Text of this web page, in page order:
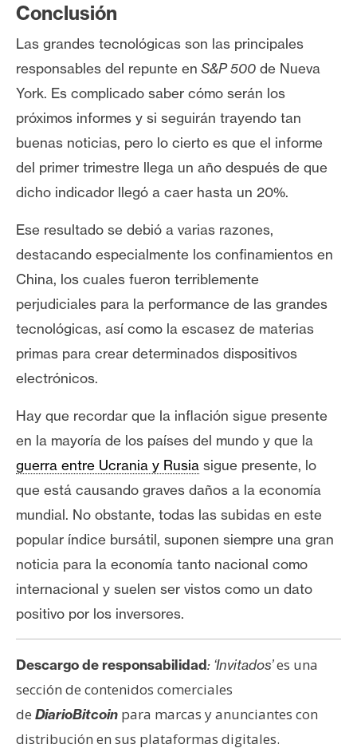
Conclusión
Las grandes tecnológicas son las principales
responsables del repunte en S&P 500 de Nueva
York. Es complicado saber cómo serán los
próximos informes y si seguirán trayendo tan
buenas noticias, pero lo cierto es que el informe
del primer trimestre llega un año después de que
dicho indicador llegó a caer hasta un 20%.
Ese resultado se debió a varias razones,
destacando especialmente los confinamientos en
China, los cuales fueron terriblemente
perjudiciales para la performance de las grandes
tecnológicas, así como la escasez de materias
primas para crear determinados dispositivos
electrónicos.
Hay que recordar que la inflación sigue presente
en la mayoría de los países del mundo y que la
guerra entre Ucrania y Rusia sigue presente, lo
que está causando graves daños a la economía
mundial. No obstante, todas las subidas en este
popular índice bursátil, suponen siempre una gran
noticia para la economía tanto nacional como
internacional y suelen ser vistos como un dato
positivo por los inversores.
Descargo de responsabilidad: ‘Invitados’es una
sección de contenidos comerciales
de DiarioBitcoin para marcas y anunciantes con
distribución en sus plataformas digitales.